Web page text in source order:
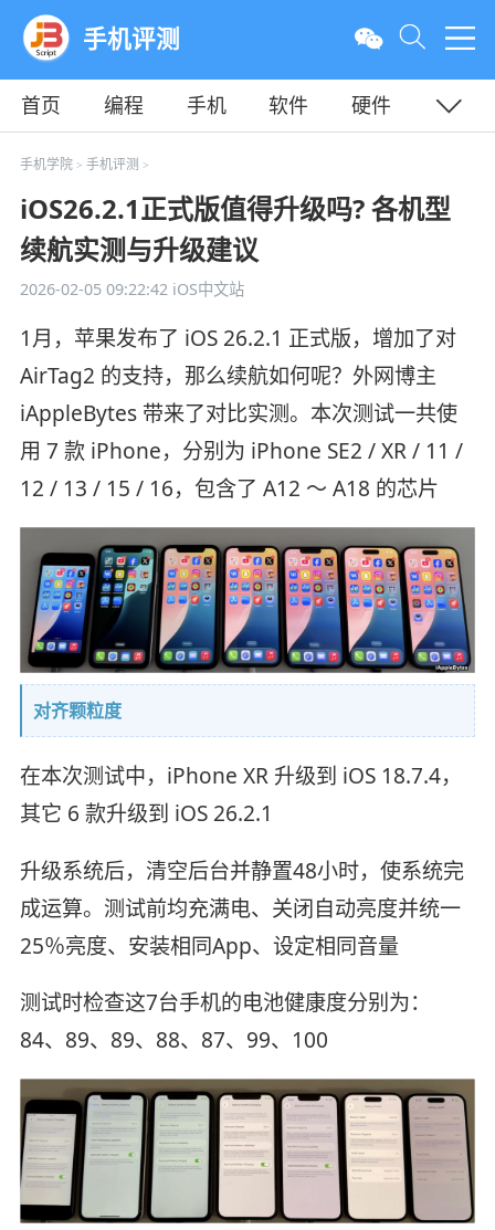
手机评测
首页 编程 手机 软件
硬件
教程
平面
手机学院> 手机评测 >
iOS26.2.1正式版值得升级吗? 各机型
续航实测与升级建议
2026-02-05 09:22:42iOS中文站
1月，苹果发布了 iOS 26.2.1 正式版，增加了对
AirTag2 的支持，那么续航如何呢？外网博主
iAppleBytes 带来了对比实测。本次测试一共使
用 7 款 iPhone，分别为 iPhone SE2 / XR / 11 /
12 / 13 / 15 / 16，包含了 A12 ～ A18 的芯片
对齐颗粒度
在本次测试中，iPhone XR 升级到 iOS 18.7.4，
其它 6 款升级到 iOS 26.2.1
升级系统后，清空后台并静置48小时，使系统完
成运算。测试前均充满电、关闭自动亮度并统一
25％亮度、安装相同App、设定相同音量
测试时检查这7台手机的电池健康度分别为：
84、89、89、88、87、99、100